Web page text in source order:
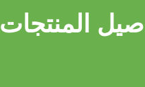
المنتجات